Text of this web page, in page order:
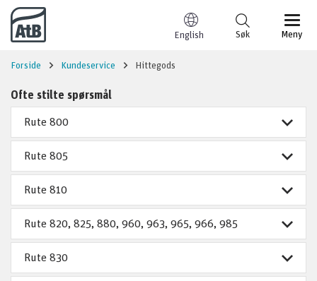
Til innhold
English Meny
Søk
Forside Kundeservice Hittegods
Ofte stilte spørsmål
Rute 800
Rute 805
Rute 810
Rute 820, 825, 880, 960, 963, 965, 966, 985
Rute 830